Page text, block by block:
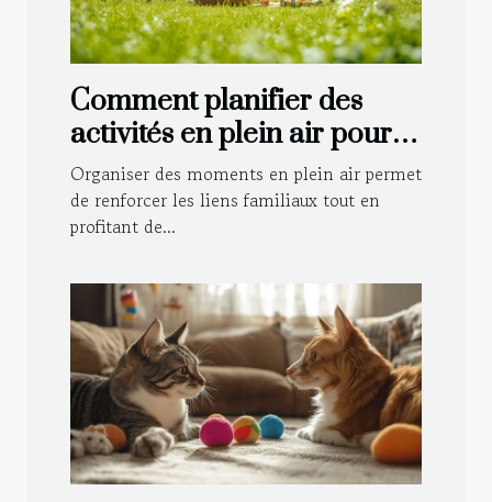
Comment planifier des
activités en plein air pour
toute la famille ?
Organiser des moments en plein air permet
de renforcer les liens familiaux tout en
profitant de...